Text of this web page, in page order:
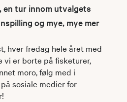
en tur innom utvalgets
og mye, mye mer
hver fredag hele året med
vi er borte på fisketurer,
moro, følg med i
sosiale medier for